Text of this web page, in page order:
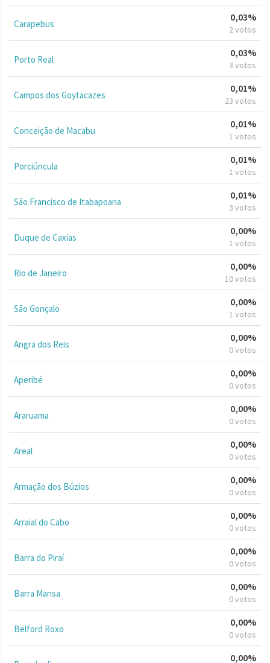
Carapebus
0,03%
2 votos
Porto Real
0,03%
3 votos
Campos dos Goytacazes
0,01%
23 votos
Conceição de Macabu
0,01%
1 votos
Porciúncula
0,01%
1 votos
São Francisco de Itabapoana
0,01%
3 votos
Duque de Caxias
0,00%
1 votos
Rio de Janeiro
0,00%
10 votos
São Gonçalo
0,00%
1 votos
Angra dos Reis
0,00%
0 votos
Aperibé
0,00%
0 votos
Araruama
0,00%
0 votos
Areal
0,00%
0 votos
Armação dos Búzios
0,00%
0 votos
Arraial do Cabo
0,00%
0 votos
Barra do Piraí
0,00%
0 votos
Barra Mansa
0,00%
0 votos
Belford Roxo
0,00%
0 votos
0,00%